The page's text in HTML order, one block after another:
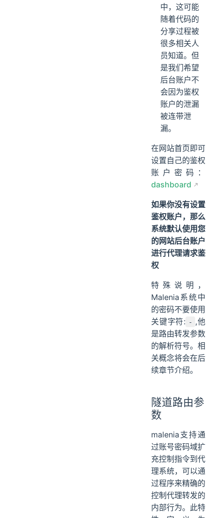
中，这可能
随着代码的
分享过程被
很多相关人
员知道。但
是我们希望
后台账户不
会因为鉴权
账户的泄漏
被连带泄
漏。
在网站首页即可
设置自己的鉴权
账户密码：
dashboard
如果你没有设置
鉴权账户，那么
系统默认使用您
的网站后台账户
进行代理请求鉴
权
特殊说明，
Malenia系统中
的密码不要使用
关键字符: - ,他
是路由转发参数
的解析符号。相
关概念将会在后
续章节介绍。
隧道路由参
数
malenia支持通
过账号密码域扩
充控制指令到代
理系统，可以通
过程序来精确的
控制代理转发的
内部行为。此特